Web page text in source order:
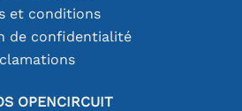
et conditions
de confidentialité
OPENCIRCUIT